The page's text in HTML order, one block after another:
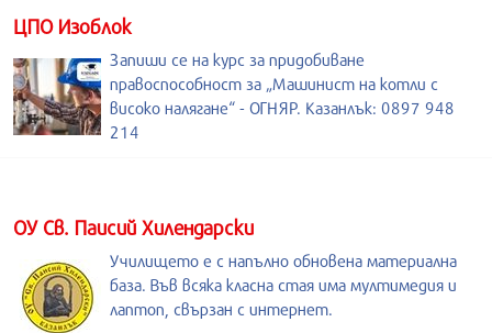
ЦПО Изоблок
Запиши се на курс за придобиване
правоспособност за „Машинист на котли с
високо налягане“ - ОГНЯР. Казанлък: 0897 948
214
ОУ Св. Паисий Хилендарски
Училището е с напълно обновена материална
база. Във всяка класна стая има мултимедия и
лаптоп, свързан с интернет.